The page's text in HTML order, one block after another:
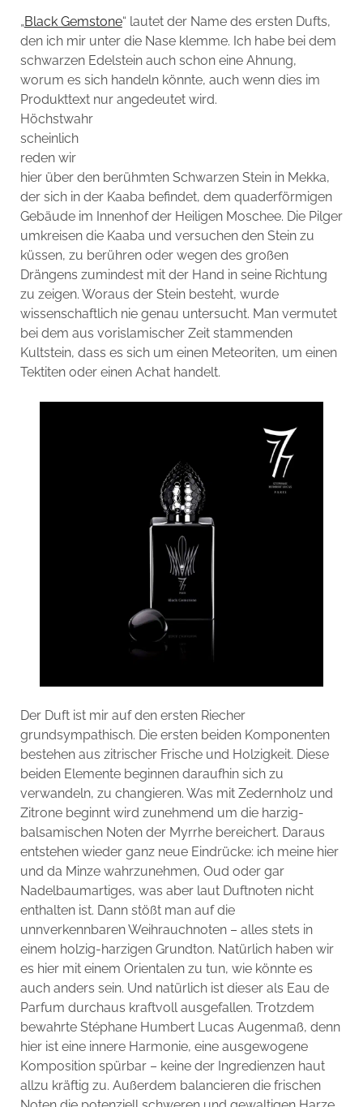
„Black Gemstone“ lautet der Name des ersten Dufts,
den ich mir unter die Nase klemme. Ich habe bei dem
schwarzen Edelstein auch schon eine Ahnung,
worum es sich handeln könnte, auch wenn dies im
Produkttext nur angedeutet wird.
Höchstwahr
scheinlich
reden wir
hier über den berühmten Schwarzen Stein in Mekka,
der sich in der Kaaba befindet, dem quaderförmigen
Gebäude im Innenhof der Heiligen Moschee. Die Pilger
umkreisen die Kaaba und versuchen den Stein zu
küssen, zu berühren oder wegen des großen
Drängens zumindest mit der Hand in seine Richtung
zu zeigen. Woraus der Stein besteht, wurde
wissenschaftlich nie genau untersucht. Man vermutet
bei dem aus vorislamischer Zeit stammenden
Kultstein, dass es sich um einen Meteoriten, um einen
Tektiten oder einen Achat handelt.
Der Duft ist mir auf den ersten Riecher
grundsympathisch. Die ersten beiden Komponenten
bestehen aus zitrischer Frische und Holzigkeit. Diese
beiden Elemente beginnen daraufhin sich zu
verwandeln, zu changieren. Was mit Zedernholz und
Zitrone beginnt wird zunehmend um die harzig-
balsamischen Noten der Myrrhe bereichert. Daraus
entstehen wieder ganz neue Eindrücke: ich meine hier
und da Minze wahrzunehmen, Oud oder gar
Nadelbaumartiges, was aber laut Duftnoten nicht
enthalten ist. Dann stößt man auf die
unnverkennbaren Weihrauchnoten – alles stets in
einem holzig-harzigen Grundton. Natürlich haben wir
es hier mit einem Orientalen zu tun, wie könnte es
auch anders sein. Und natürlich ist dieser als Eau de
Parfum durchaus kraftvoll ausgefallen. Trotzdem
bewahrte Stéphane Humbert Lucas Augenmaß, denn
hier ist eine innere Harmonie, eine ausgewogene
Komposition spürbar – keine der Ingredienzen haut
allzu kräftig zu. Außerdem balancieren die frischen